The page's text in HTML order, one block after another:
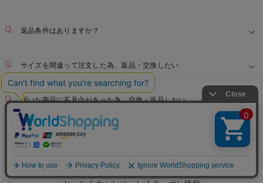
返品条件はありますか？
サイズを間違って注文した為、返品・交換したい
届いた商品に不具合があった為、交換・返品したい
マタニティTOP ＞ MAX70%OFF FINALサマーセール
マタニティウェア/マタニティ服/授乳服の